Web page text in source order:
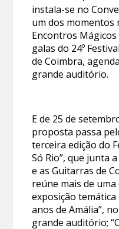
instala-se no
um dos momentos
Encontros Mágicos
galas do 24º
de Coimbra,
grande auditório.
E de 25 de
proposta passa
terceira edição do
Só Rio”, que junta
e as Guitarras de
reúne mais de
exposição temática
anos de Amália”,
grande auditório;